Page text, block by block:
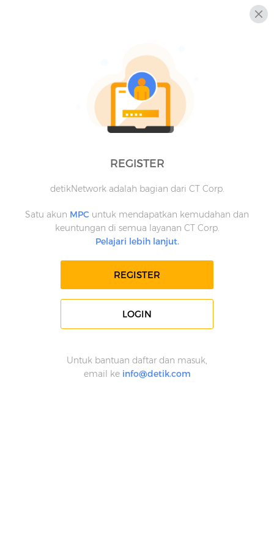
REGISTER
detikNetwork adalah bagian dari CT Corp.
Satu akun MPC untuk mendapatkan kemudahan dan
keuntungan di semua layanan CT Corp.
Pelajari lebih lanjut.
REGISTER
LOGIN
Untuk bantuan daftar dan masuk,
email ke info@detik.com